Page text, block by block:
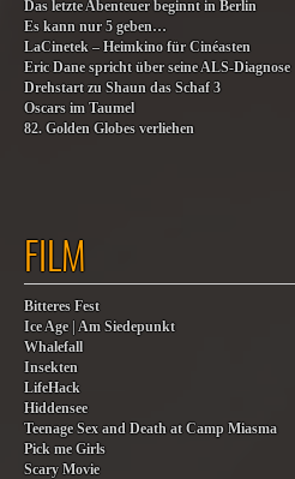
Das letzte Abenteuer beginnt in Berlin
Es kann nur 5 geben…
LaCinetek – Heimkino für Cinéasten
Eric Dane spricht über seine ALS-Diagnose
Drehstart zu Shaun das Schaf 3
Oscars im Taumel
82. Golden Globes verliehen
FILM
Bitteres Fest
Ice Age | Am Siedepunkt
Whalefall
Insekten
LifeHack
Hiddensee
Teenage Sex and Death at Camp Miasma
Pick me Girls
Scary Movie